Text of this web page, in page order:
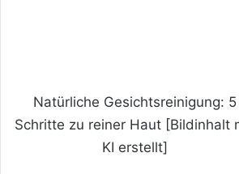
Natürliche Gesichtsreinigung: 5
Schritte zu reiner Haut [Bildinhalt
KI erstellt]